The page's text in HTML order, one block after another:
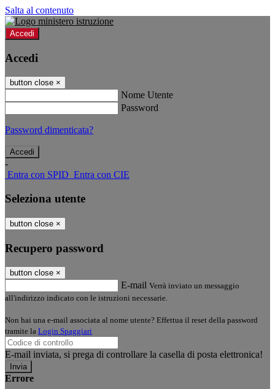
Salta al contenuto
Accedi
Accedi
button close ×
Nome Utente
Password
Password dimenticata?
-
Entra con SPID Entra con CIE
Seleziona utente
button close ×
Recupero password
button close ×
E-mail Verrà inviato un messaggio
all'indirizzo indicato con le istruzioni necessarie.
Non hai una e-mail associata al nome utente? Effettua il reset della password
tramite la Login Spaggiari
E-mail inviata, si prega di controllare la casella di posta elettronica!
Errore